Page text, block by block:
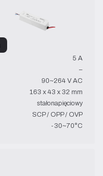
5 A
–
90~264 V AC
163 x 43 x 32 mm
stałonapięciowy
SCP / OPP / OVP
-30~70°C